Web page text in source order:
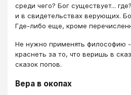
среди чего? Бог существует...
и в свидетельствах верующих.
Где-либо еще, кроме
Не нужно применять философию -
краснеть за то, что веришь в
сказок попов.
Вера в окопах